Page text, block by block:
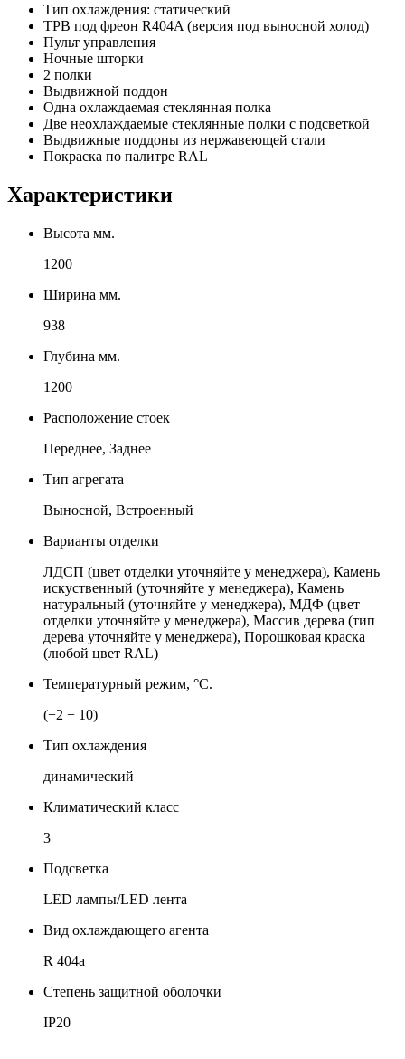
Тип охлаждения: статический
ТРВ под фреон R404A (версия под выносной холод)
Пульт управления
Ночные шторки
2 полки
Выдвижной поддон
Одна охлаждаемая стеклянная полка
Две неохлаждаемые стеклянные полки с подсветкой
Выдвижные поддоны из нержавеющей стали
Покраска по палитре RAL
Характеристики
Высота мм.
1200
Ширина мм.
938
Глубина мм.
1200
Расположение стоек
Переднее, Заднее
Тип агрегата
Выносной, Встроенный
Варианты отделки
ЛДСП (цвет отделки уточняйте у менеджера), Камень
искуственный (уточняйте у менеджера), Камень
натуральный (уточняйте у менеджера), МДФ (цвет
отделки уточняйте у менеджера), Массив дерева (тип
дерева уточняйте у менеджера), Порошковая краска
(любой цвет RAL)
Температурный режим, °C.
(+2 + 10)
Тип охлаждения
динамический
Климатический класс
3
Подсветка
LED лампы/LED лента
Вид охлаждающего агента
R 404a
Степень защитной оболочки
IP20